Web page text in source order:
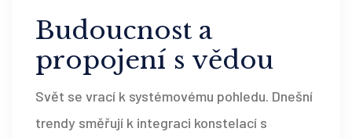
Budoucnost a
propojení s vědou
Svět se vrací k systémovému pohledu. Dnešní
trendy směřují k integraci konstelací s